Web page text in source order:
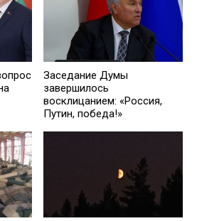
Заседание Думы
завершилось
восклицанием: «Россия,
Путин, победа!»